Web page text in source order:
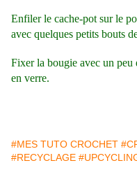
Enfiler le cache-pot sur le
avec quelques petits bouts
Fixer la bougie avec un
en verre.
#MES TUTO CROCHET
#RECYCLAGE